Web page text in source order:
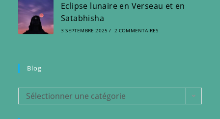
Eclipse lunaire en Verseau et en
Satabhisha
3 SEPTEMBRE 2025 / 2 COMMENTAIRES
Blog
BlogSélectionner une catégorie